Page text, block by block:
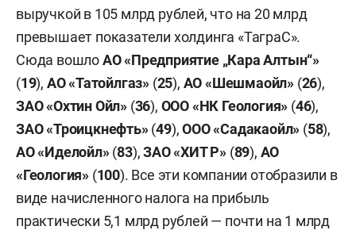
выручкой в 105 млрд рублей, что на 20 млрд
превышает показатели холдинга «ТаграС».
Сюда вошлоАО «Предприятие „Кара Алтын“»
(19), АО «Татойлгаз» (25), АО «Шешмаойл» (26),
ЗАО «Охтин Ойл» (36), ООО «НК Геология» (46),
ЗАО «Троицкнефть»(49),ООО «Садакаойл» (58),
АО «Иделойл»(83),ЗАО «ХИТ Р» (89), АО
«Геология» (100). Все эти компании отобразили в
виде начисленного налога на прибыль
практически 5,1 млрд рублей — почти на 1 млрд